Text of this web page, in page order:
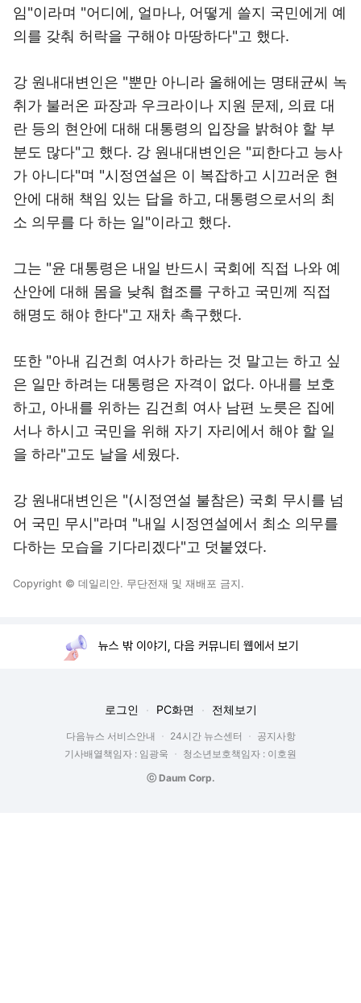
임"이라며 "어디에, 얼마나, 어떻게 쓸지 국민에게 예
의를 갖춰 허락을 구해야 마땅하다"고 했다.
강 원내대변인은 "뿐만 아니라 올해에는 명태균씨 녹
취가 불러온 파장과 우크라이나 지원 문제, 의료 대
란 등의 현안에 대해 대통령의 입장을 밝혀야 할 부
분도 많다"고 했다. 강 원내대변인은 "피한다고 능사
가 아니다"며 "시정연설은 이 복잡하고 시끄러운 현
안에 대해 책임 있는 답을 하고, 대통령으로서의 최
소 의무를 다 하는 일"이라고 했다.
그는 "윤 대통령은 내일 반드시 국회에 직접 나와 예
산안에 대해 몸을 낮춰 협조를 구하고 국민께 직접
해명도 해야 한다"고 재차 촉구했다.
또한 "아내 김건희 여사가 하라는 것 말고는 하고 싶
은 일만 하려는 대통령은 자격이 없다. 아내를 보호
하고, 아내를 위하는 김건희 여사 남편 노릇은 집에
서나 하시고 국민을 위해 자기 자리에서 해야 할 일
을 하라"고도 날을 세웠다.
강 원내대변인은 "(시정연설 불참은) 국회 무시를 넘
어 국민 무시"라며 "내일 시정연설에서 최소 의무를
다하는 모습을 기다리겠다"고 덧붙였다.
Copyright © 데일리안. 무단전재 및 재배포 금지.
뉴스 밖 이야기, 다음 커뮤니티 웹에서 보기
로그인 PC화면 전체보기
다음뉴스 서비스안내 24시간 뉴스센터
공지사항
기사배열책임자 : 임광욱
청소년보호책임자 : 이호원
ⓒ Daum Corp.